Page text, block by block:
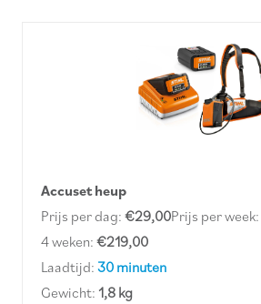
Accuset heup
Prijs per dag: €29,00Prijs per week:
4 weken: €219,00
Laadtijd: 30 minuten
Gewicht: 1,8 kg